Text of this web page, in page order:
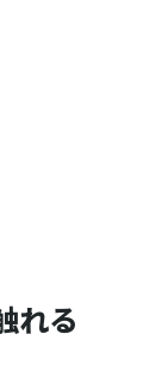
れる